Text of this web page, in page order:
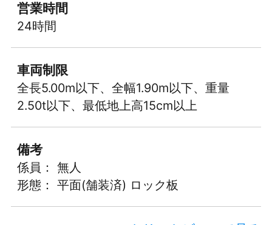
営業時間
24時間
車両制限
全長5.00m以下、全幅1.90m以下、重量
2.50t以下、最低地上高15cm以上
備考
係員： 無人
形態： 平面(舗装済) ロック板